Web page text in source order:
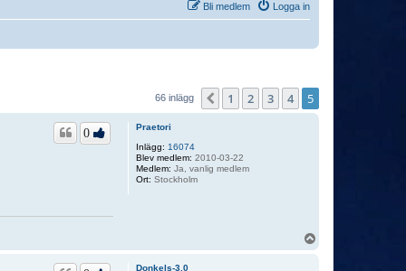
Logga in
Bli medlem
66 inlägg Föregående
1 2 3 4 5
Praetori
Inlägg: 16074
Blev medlem: 2010-03-22
Medlem: Ja, vanlig medlem
Ort: Stockholm
0
Donkels-3.0